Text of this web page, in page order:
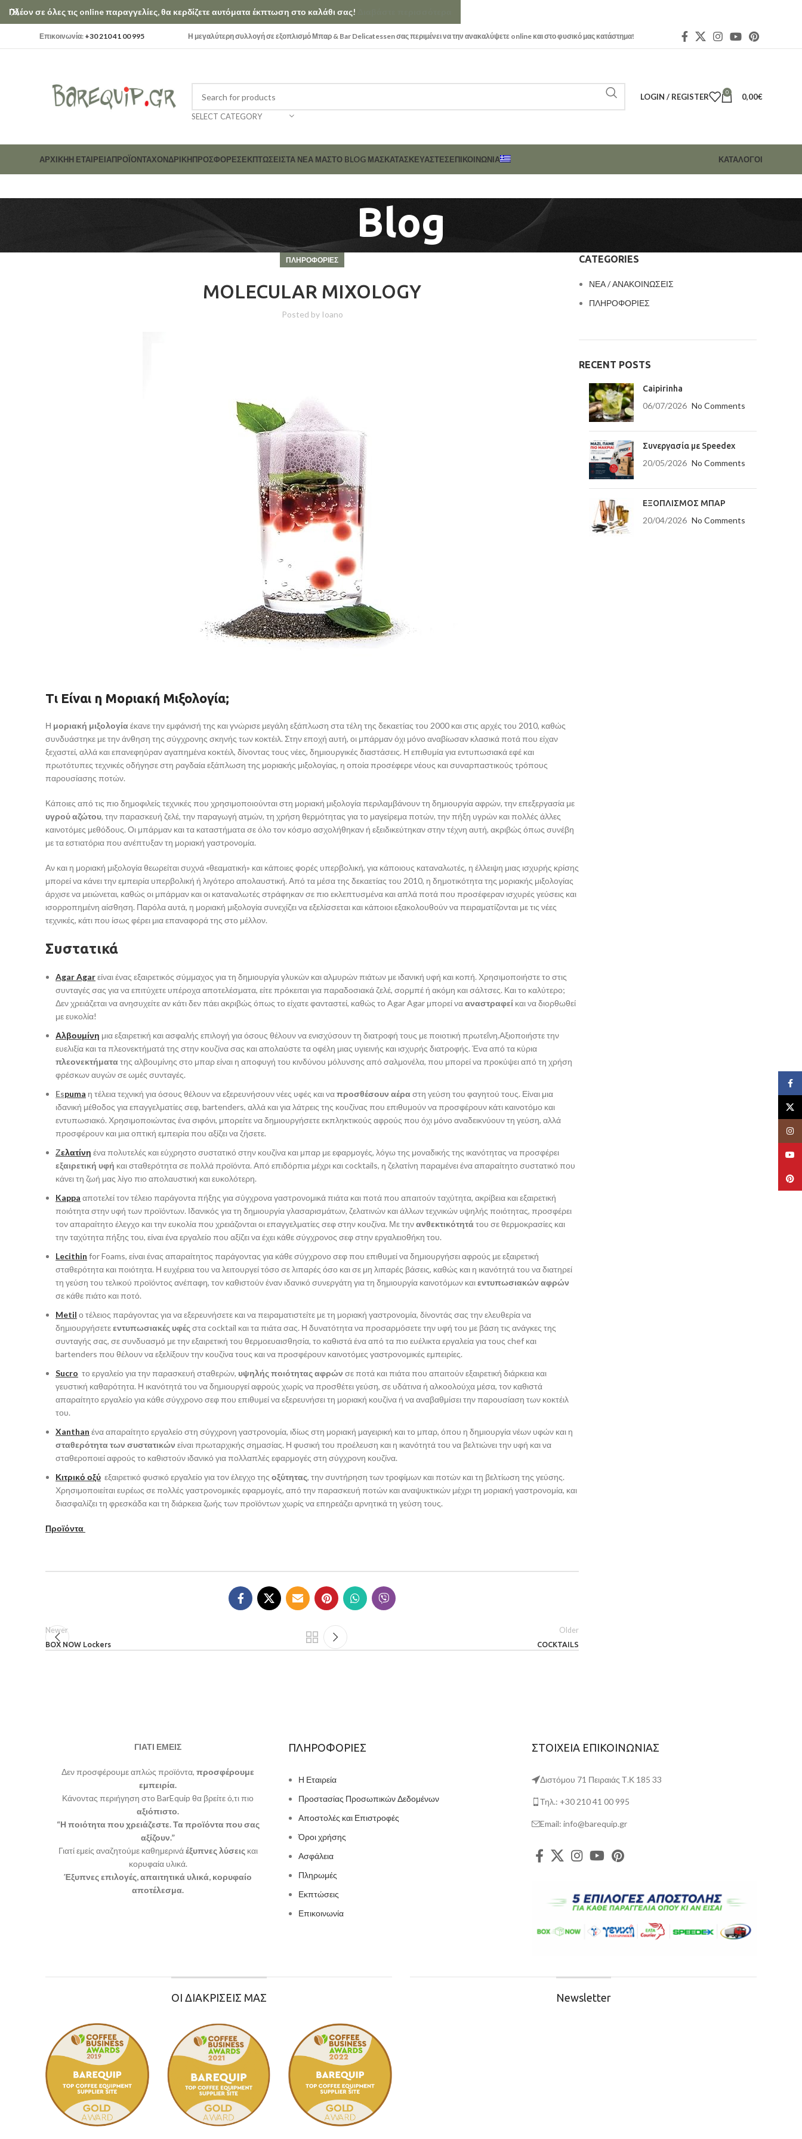
Επικοινωνία: +30 210 41 00 995 Η μεγαλύτερη συλλογή σε εξοπλισμό Μπαρ & Bar Delicatessen σας περιμένει να την ανακαλύψετε online και στο φυσικό μας κατάστημα!
SELECT CATEGORY
LOGIN / REGISTER 0 0,00€
ΑΡΧΙΚΗΗ ΕΤΑΙΡΕΊΑΠΡΟΪΟΝΤΑΧΟΝΔΡΙΚΗΠΡΟΣΦΟΡΕΣΕΚΠΤΏΣΕΙΣΤΑ ΝΕΑ ΜΑΣΤΟ BLOG ΜΑΣΚΑΤΑΣΚΕΥΑΣΤΈΣΕΠΙΚΟΙΝΩΝΊΑ ΚΑΤΑΛΟΓΟΙ
Blog
ΠΛΗΡΟΦΟΡΙΕΣ
MOLECULAR MIXOLOGY
Posted by Ioano
Τι Είναι η Μοριακή Μιξολογία;
Η μοριακή μιξολογίαέκανε την εμφάνισή της και γνώρισε μεγάλη εξάπλωση στα τέλη της δεκαετίας του 2000 και στις αρχές του 2010, καθώς
συνδυάστηκε με την άνθηση της σύγχρονης σκηνής των κοκτέιλ. Στην εποχή αυτή, οι μπάρμαν όχι μόνο αναβίωσαν κλασικά ποτά που είχαν
ξεχαστεί, αλλά και επανεφηύραν αγαπημένα κοκτέιλ, δίνοντας τους νέες, δημιουργικές διαστάσεις. Η επιθυμία για εντυπωσιακά εφέ και
πρωτότυπες τεχνικές οδήγησε στη ραγδαία εξάπλωση της μοριακής μιξολογίας, η οποία προσέφερε νέους και συναρπαστικούς τρόπους
παρουσίασης ποτών.
Κάποιες από τις πιο δημοφιλείς τεχνικές που χρησιμοποιούνται στη μοριακή μιξολογία περιλαμβάνουν τη δημιουργία αφρών, την επεξεργασία με
υγρού αζώτου, την παρασκευή ζελέ, την παραγωγή ατμών, τη χρήση θερμότητας για το μαγείρεμα ποτών, την πήξη υγρών και πολλές άλλες
καινοτόμες μεθόδους. Οι μπάρμαν και τα καταστήματα σε όλο τον κόσμο ασχολήθηκαν ή εξειδικεύτηκαν στην τέχνη αυτή, ακριβώς όπως συνέβη
με τα εστιατόρια που ανέπτυξαν τη μοριακή γαστρονομία.
Αν και η μοριακή μιξολογία θεωρείται συχνά «θεαματική» και κάποιες φορές υπερβολική, για κάποιους καταναλωτές, η έλλειψη μιας ισχυρής κρίσης
μπορεί να κάνει την εμπειρία υπερβολική ή λιγότερο απολαυστική. Από τα μέσα της δεκαετίας του 2010, η δημοτικότητα της μοριακής μιξολογίας
άρχισε να μειώνεται, καθώς οι μπάρμαν και οι καταναλωτές στράφηκαν σε πιο εκλεπτυσμένα και απλά ποτά που προσέφεραν ισχυρές γεύσεις και
ισορροπημένη αίσθηση. Παρόλα αυτά, η μοριακή μιξολογία συνεχίζει να εξελίσσεται και κάποιοι εξακολουθούν να πειραματίζονται με τις νέες
τεχνικές, κάτι που ίσως φέρει μια επαναφορά της στο μέλλον.
Συστατικά
Agar Agarείναι ένας εξαιρετικός σύμμαχος για τη δημιουργία γλυκών και αλμυρών πιάτων με ιδανική υφή και κοπή. Χρησιμοποιήστε το στις
συνταγές σας για να επιτύχετε υπέροχα αποτελέσματα, είτε πρόκειται για παραδοσιακά ζελέ, σορμπέ ή ακόμη και σάλτσες. Και το καλύτερο;
Δεν χρειάζεται να ανησυχείτε αν κάτι δεν πάει ακριβώς όπως το είχατε φανταστεί, καθώς το Agar Agar μπορεί νααναστραφεί και να διορθωθεί
με ευκολία!
Αλβουμίνη μια εξαιρετική και ασφαλής επιλογή για όσους θέλουν να ενισχύσουν τη διατροφή τους με ποιοτική πρωτεΐνη.Αξιοποιήστε την
ευελιξία και τα πλεονεκτήματά της στην κουζίνα σας και απολαύστε τα οφέλη μιας υγιεινής και ισχυρής διατροφής. Ένα από τα κύρια
πλεονεκτήματατης αλβουμίνης στο μπαρ είναι η αποφυγή του κινδύνου μόλυνσης από σαλμονέλα, που μπορεί να προκύψει από τη χρήση
φρέσκων αυγών σε ωμές συνταγές.
Espuma η τέλεια τεχνική για όσους θέλουν να εξερευνήσουν νέες υφές και ναπροσθέσουν αέραστη γεύση του φαγητού τους. Είναι μια
ιδανική μέθοδος για επαγγελματίες σεφ, bartenders, αλλά και για λάτρεις της κουζίνας που επιθυμούν να προσφέρουν κάτι καινοτόμο και
εντυπωσιακό. Χρησιμοποιώντας ένα σιφόνι, μπορείτε να δημιουργήσετε εκπληκτικούς αφρούς που όχι μόνο αναδεικνύουν τη γεύση, αλλά
προσφέρουν και μια οπτική εμπειρία που αξίζει να ζήσετε.
Ζελατίνη ένα πολυτελές και εύχρηστο συστατικό στην κουζίνα και μπαρ με εφαρμογές, λόγω της μοναδικής της ικανότητας να προσφέρει
εξαιρετική υφή και σταθερότητα σε πολλά προϊόντα. Από επιδόρπια μέχρι και cocktails, η ζελατίνη παραμένει ένα απαραίτητο συστατικό που
κάνει τη ζωή μας λίγο πιο απολαυστική και ευκολότερη.
Kappa αποτελεί τον τέλειο παράγοντα πήξης για σύγχρονα γαστρονομικά πιάτα και ποτά που απαιτούν ταχύτητα, ακρίβεια και εξαιρετική
ποιότητα στην υφή των προϊόντων. Ιδανικός για τη δημιουργία γλασαρισμάτων, ζελατινών και άλλων τεχνικών υψηλής ποιότητας, προσφέρει
τον απαραίτητο έλεγχο και την ευκολία που χρειάζονται οι επαγγελματίες σεφ στην κουζίνα. Με τηνανθεκτικότητάτου σε θερμοκρασίες και
την ταχύτητα πήξης του, είναι ένα εργαλείο που αξίζει να έχει κάθε σύγχρονος σεφ στην εργαλειοθήκη του.
Lecithin for Foams, είναι ένας απαραίτητος παράγοντας για κάθε σύγχρονο σεφ που επιθυμεί να δημιουργήσει αφρούς με εξαιρετική
σταθερότητα και ποιότητα. Η ευχέρεια του να λειτουργεί τόσο σε λιπαρές όσο και σε μη λιπαρές βάσεις, καθώς και η ικανότητά του να διατηρεί
τη γεύση του τελικού προϊόντος ανέπαφη, τον καθιστούν έναν ιδανικό συνεργάτη για τη δημιουργία καινοτόμων καιεντυπωσιακών αφρών
σε κάθε πιάτο και ποτό.
Metil ο τέλειος παράγοντας για να εξερευνήσετε και να πειραματιστείτε με τη μοριακή γαστρονομία, δίνοντάς σας την ελευθερία να
δημιουργήσετεεντυπωσιακές υφέςστα cocktail και τα πιάτα σας. Η δυνατότητα να προσαρμόσετε την υφή του με βάση τις ανάγκες της
συνταγής σας, σε συνδυασμό με την εξαιρετική του θερμοευαισθησία, το καθιστά ένα από τα πιο ευέλικτα εργαλεία για τους chef και
bartenders που θέλουν να εξελίξουν την κουζίνα τους και να προσφέρουν καινοτόμες γαστρονομικές εμπειρίες.
Sucro το εργαλείο για την παρασκευή σταθερών, υψηλής ποιότητας αφρών σε ποτά και πιάτα που απαιτούν εξαιρετική διάρκεια και
γευστική καθαρότητα. Η ικανότητά του να δημιουργεί αφρούς χωρίς να προσθέτει γεύση, σε υδάτινα ή αλκοολούχα μέσα, τον καθιστά
απαραίτητο εργαλείο για κάθε σύγχρονο σεφ που επιθυμεί να εξερευνήσει τη μοριακή κουζίνα ή να αναβαθμίσει την παρουσίαση των κοκτέιλ
του.
Xanthan ένα απαραίτητο εργαλείο στη σύγχρονη γαστρονομία, ιδίως στη μοριακή μαγειρική και το μπαρ, όπου η δημιουργία νέων υφών και η
σταθερότητα των συστατικών είναι πρωταρχικής σημασίας. Η φυσική του προέλευση και η ικανότητά του να βελτιώνει την υφή και να
σταθεροποιεί αφρούς το καθιστούν ιδανικό για πολλαπλές εφαρμογές στη σύγχρονη κουζίνα.
Κιτρικό οξύ εξαιρετικό φυσικό εργαλείο για τον έλεγχο της οξύτητας, την συντήρηση των τροφίμων και ποτών και τη βελτίωση της γεύσης.
Χρησιμοποιείται ευρέως σε πολλές γαστρονομικές εφαρμογές, από την παρασκευή ποτών και αναψυκτικών μέχρι τη μοριακή γαστρονομία, και
διασφαλίζει τη φρεσκάδα και τη διάρκεια ζωής των προϊόντων χωρίς να επηρεάζει αρνητικά τη γεύση τους.
Προϊόντα
Newer
BOX NOW Lockers
Older
COCKTAILS
CATEGORIES
ΝΕΑ / ΑΝΑΚΟΙΝΩΣΕΙΣ
ΠΛΗΡΟΦΟΡΙΕΣ
RECENT POSTS
Caipirinha
06/07/2026 No Comments
Συνεργασία με Speedex
20/05/2026 No Comments
ΕΞΟΠΛΙΣΜΟΣ ΜΠΑΡ
20/04/2026 No Comments
ΓΙΑΤΙ ΕΜΕΙΣ
Δεν προσφέρουμε απλώς προϊόντα,προσφέρουμε
εμπειρία.
Κάνοντας περιήγηση στο BarEquip θα βρείτε ό,τι πιο
αξιόπιστο.
“Η ποιότητα που χρειάζεστε. Τα προϊόντα που σας
αξίζουν.”
Γιατί εμείς αναζητούμε καθημερινάέξυπνες λύσειςκαι
κορυφαία υλικά.
Έξυπνες επιλογές, απαιτητικά υλικά, κορυφαίο
αποτέλεσμα.
ΠΛΗΡΟΦΟΡΙΕΣ
Η Εταιρεία
Προστασίας Προσωπικών Δεδομένων
Αποστολές και Επιστροφές
Όροι χρήσης
Ασφάλεια
Πληρωμές
Εκπτώσεις
Επικοινωνία
ΣΤΟΙΧΕΙΑ ΕΠΙΚΟΙΝΩΝΙΑΣ
Διστόμου 71 Πειραιάς Τ.Κ 185 33
Τηλ.: +30 210 41 00 995
Email: info@barequip.gr
ΟΙ ΔΙΑΚΡΙΣΕΙΣ ΜΑΣ Newsletter
Πλέον σε όλες τις online παραγγελίες, θα κερδίζετε αυτόματα έκπτωση στο καλάθι σας!